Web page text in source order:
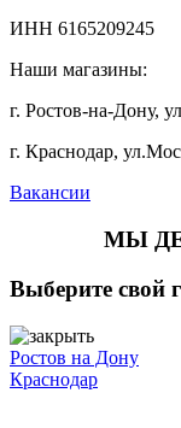
ИНН 6165209245
Наши магазины:
г. Ростов-на-Дону,
г. Краснодар,
Вакансии
МЫ
Выберите свой
Ростов на Дону
Краснодар